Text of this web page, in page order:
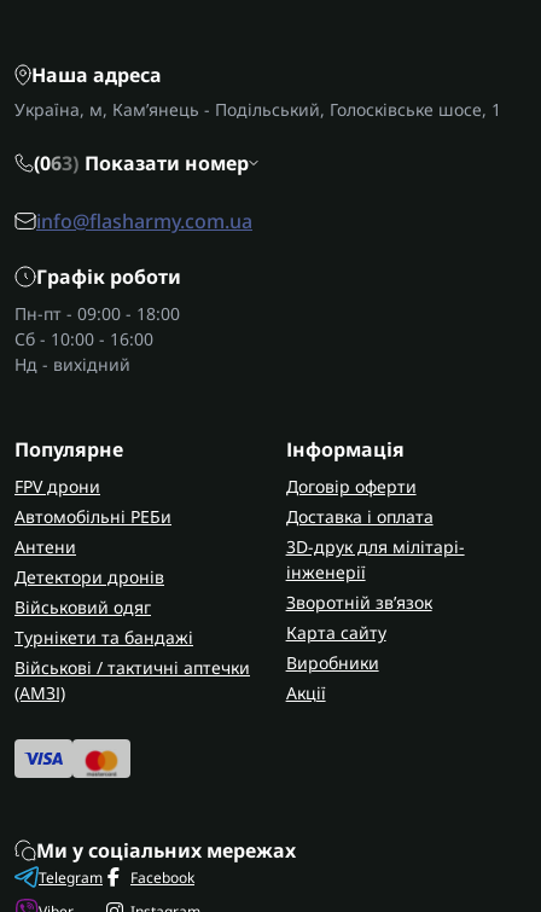
Наша адреса
Україна, м, Кам’янець - Подільський, Голосківське шосе, 1
(063) Показати номер
info@flasharmy.com.ua
Графік роботи
Пн-пт - 09:00 - 18:00
Сб - 10:00 - 16:00
Нд - вихідний
Популярне
FPV дрони
Автомобільні РЕБи
Антени
Детектори дронів
Військовий одяг
Турнікети та бандажі
Військові / тактичні аптечки
(AMЗІ)
Інформація
Договір оферти
Доставка і оплата
3D-друк для мілітарі-
інженерії
Зворотній зв’язок
Карта сайту
Виробники
Акції
Ми у соціальних мережах
Telegram
Facebook